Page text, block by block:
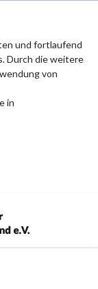
und fortlaufend
Durch die weitere
von
in